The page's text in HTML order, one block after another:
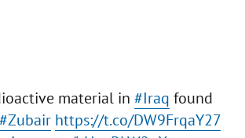
material in #Iraq found
#Zubair https://t.co/DW9FrqaY27